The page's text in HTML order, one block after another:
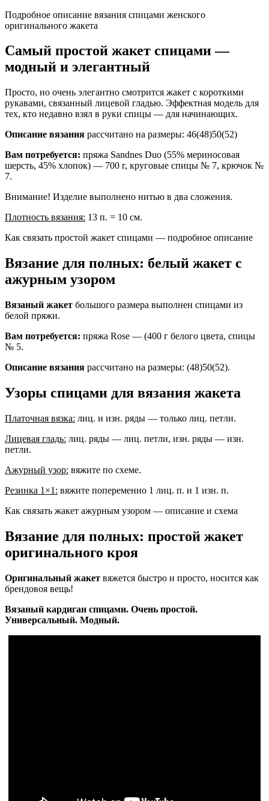
Подробное описание вязания спицами женского
оригинального жакета
Самый простой жакет спицами —
модный и элегантный
Просто, но очень элегантно смотрится жакет с короткими
рукавами, связанный лицевой гладью. Эффектная модель для
тех, кто недавно взял в руки спицы — для начинающих.
Описание вязания рассчитано на размеры: 46(48)50(52)
Вам потребуется: пряжа Sandnes Duo (55% мериносовая
шерсть, 45% хлопок) — 700 г, круговые спицы № 7, крючок №
7.
Внимание! Изделие выполнено нитью в два сложения.
Плотность вязания: 13 п. = 10 см.
Как связать простой жакет спицами — подробное описание
Вязание для полных: белый жакет с
ажурным узором
Вязаный жакет большого размера выполнен спицами из
белой пряжи.
Вам потребуется: пряжа Rose — (400 г белого цвета, спицы
№ 5.
Описание вязания рассчитано на размеры: (48)50(52).
Узоры спицами для вязания жакета
Платочная вязка: лиц. и изн. ряды — только лиц. петли.
Лицевая гладь: лиц. ряды — лиц. петли, изн. ряды — изн.
петли.
Ажурный узор: вяжите по схеме.
Резинка 1×1: вяжите попеременно 1 лиц. п. и 1 изн. п.
Как связать жакет ажурным узором — описание и схема
Вязание для полных: простой жакет
оригинального кроя
Оригинальный жакет вяжется быстро и просто, носится как
брендовоя вещь!
Вязаный кардиган спицами. Очень простой.
Универсальный. Модный.